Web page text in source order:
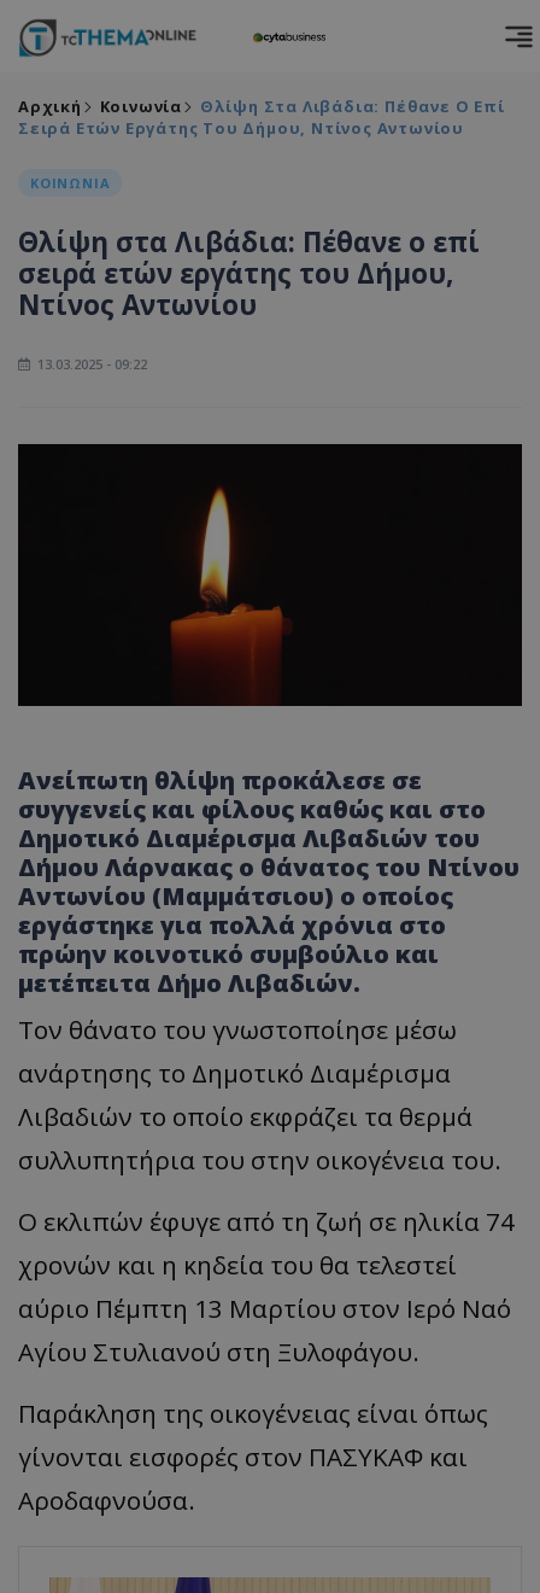
Αρχική Κοινωνία
Θλίψη Στα Λιβάδια: Πέθανε Ο Επί
Σειρά Ετών Εργάτης Του Δήμου, Ντίνος Αντωνίου
ΚΟΙΝΩΝΙΑ
Θλίψη στα Λιβάδια: Πέθανε ο επί
σειρά ετών εργάτης του Δήμου,
Ντίνος Αντωνίου
13.03.2025 - 09:22
Ανείπωτη θλίψη προκάλεσε σε
συγγενείς και φίλους καθώς και στο
Δημοτικό Διαμέρισμα Λιβαδιών του
Δήμου Λάρνακας ο θάνατος του Ντίνου
Αντωνίου (Μαμμάτσιου) ο οποίος
εργάστηκε για πολλά χρόνια στο
πρώην κοινοτικό συμβούλιο και
μετέπειτα Δήμο Λιβαδιών.
Τον θάνατο του γνωστοποίησε μέσω
ανάρτησης το Δημοτικό Διαμέρισμα
Λιβαδιών το οποίο εκφράζει τα θερμά
συλλυπητήρια του στην οικογένεια του.
Ο εκλιπών έφυγε από τη ζωή σε ηλικία 74
χρονών και η κηδεία του θα τελεστεί
αύριο Πέμπτη 13 Μαρτίου στον Ιερό Ναό
Αγίου Στυλιανού στη Ξυλοφάγου.
Παράκληση της οικογένειας είναι όπως
γίνονται εισφορές στον ΠΑΣΥΚΑΦ και
Αροδαφνούσα.